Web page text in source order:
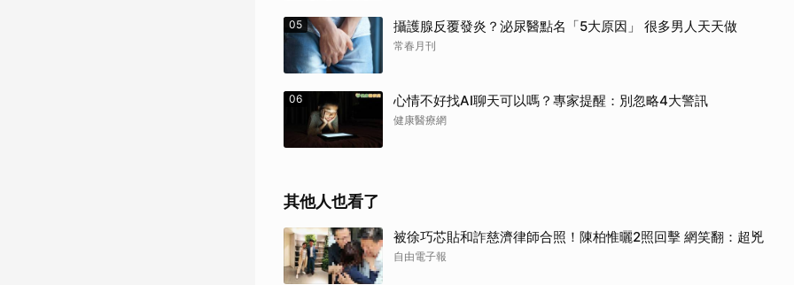
05 攝護腺反覆發炎？泌尿醫點名「5大原因」 很多男人天天做
常春月刊
06 心情不好找AI聊天可以嗎？專家提醒：別忽略4大警訊
健康醫療網
其他人也看了
被徐巧芯貼和詐慈濟律師合照！陳柏惟曬2照回擊 網笑翻：超兇
自由電子報